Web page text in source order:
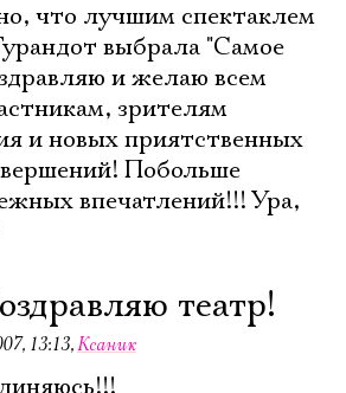
что лучшим спектаклем
выбрала "Самое
и желаю всем
зрителям
и новых приятственных
Побольше
впечатлений!!! Ура,
театр!
13:13,Ксаник